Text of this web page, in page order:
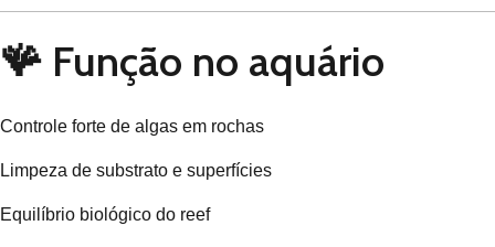
🪸 Função no aquário
Controle forte de algas em rochas
Limpeza de substrato e superfícies
Equilíbrio biológico do reef